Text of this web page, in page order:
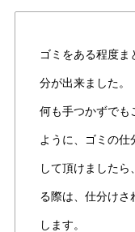
ゴミをある程度
分が出来ました。
何も手つかずでも
ように、ゴミの
して頂けました
る際は、仕分けさ
します。